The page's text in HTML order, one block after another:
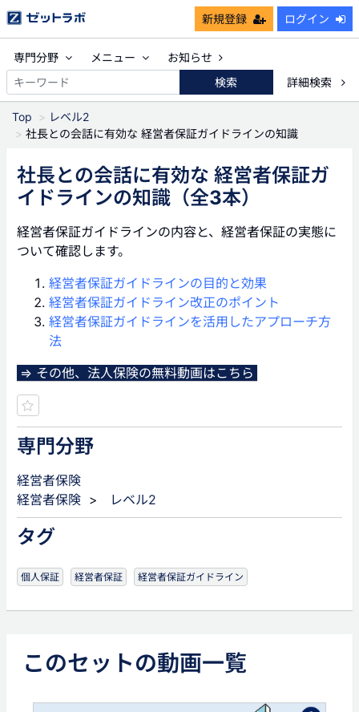
新規登録 ログイン
専門分野 メニュー
お知らせ
検索
詳細検索
Top
レベル2
社長との会話に有効な 経営者保証ガイドラインの知識
社長との会話に有効な 経営者保証ガ
イドラインの知識 （全3本）
経営者保証ガイドラインの内容と、経営者保証の実態に
ついて確認します。
経営者保証ガイドラインの目的と効果
経営者保証ガイドライン改正のポイント
経営者保証ガイドラインを活用したアプローチ方
法
⇒ その他、法人保険の無料動画はこちら
専門分野
経営者保険
経営者保険 > レベル2
タグ
個人保証 経営者保証 経営者保証ガイドライン
このセットの動画一覧